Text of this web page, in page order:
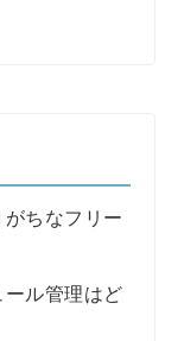
ちなフリー
ル管理はど